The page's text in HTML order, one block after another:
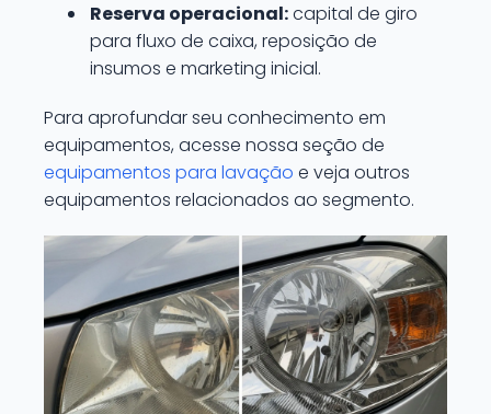
Reserva operacional:capital de giro
para fluxo de caixa, reposição de
insumos e marketing inicial.
Para aprofundar seu conhecimento em
equipamentos, acesse nossa seção de
equipamentos para lavação e veja outros
equipamentos relacionados ao segmento.